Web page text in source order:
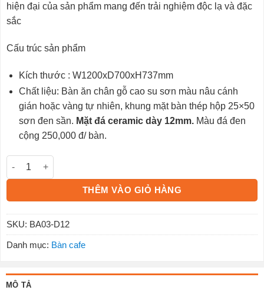
hiện đại của sản phẩm mang đến trải nghiệm độc lạ và đặc
sắc
Cấu trúc sản phẩm
Kích thước : W1200xD700xH737mm
Chất liệu: Bàn ăn chân gỗ cao su sơn màu nâu cánh
gián hoặc vàng tự nhiên, khung mặt bàn thép hộp 25×50
sơn đen sần. Mặt đá ceramic dày 12mm.Màu đá đen
cộng 250,000 đ/ bàn.
Bàn ăn BA03-D12 số lượng
THÊM VÀO GIỎ HÀNG
SKU: BA03-D12
Danh mục: Bàn cafe
MÔ TẢ